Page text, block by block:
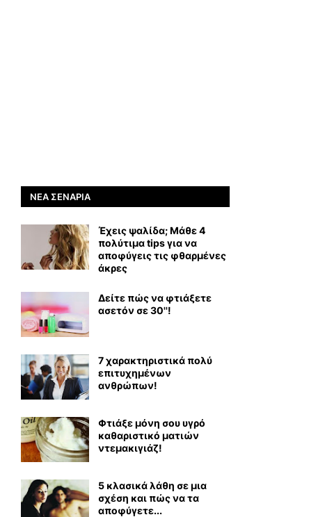
ΝΈΑ ΣΕΝΆΡΙΑ
Έχεις ψαλίδα; Μάθε 4
πολύτιμα tips για να
αποφύγεις τις φθαρμένες
άκρες
Δείτε πώς να φτιάξετε
ασετόν σε 30''!
7 χαρακτηριστικά πολύ
επιτυχημένων
ανθρώπων!
Φτιάξε μόνη σου υγρό
καθαριστικό ματιών
ντεμακιγιάζ!
5 κλασικά λάθη σε μια
σχέση και πώς να τα
αποφύγετε...